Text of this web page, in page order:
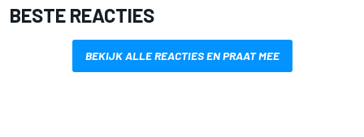
BESTE REACTIES
BEKIJK ALLE REACTIES EN PRAAT MEE